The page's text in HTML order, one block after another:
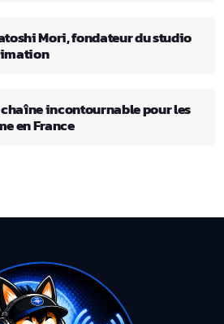
Mori, fondateur du studio
chaîne incontournable pour les
en France